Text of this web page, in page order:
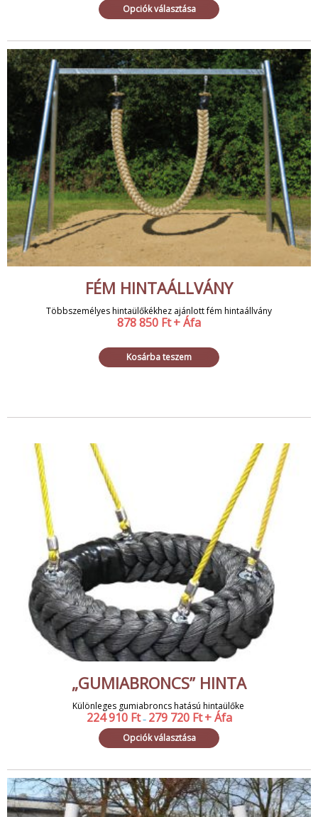
Opciók választása
FÉM HINTAÁLLVÁNY
Többszemélyes hintaülőkékhez ajánlott fém hintaállvány
878 850 Ft+ Áfa
Kosárba teszem
„GUMIABRONCS” HINTA
Különleges gumiabroncs hatású hintaülőke
224 910 Ft – 279 720 Ft + Áfa
Opciók választása